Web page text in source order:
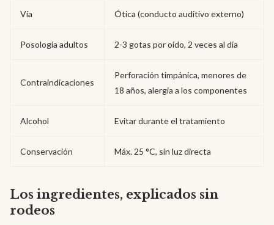
Vía Ótica (conducto auditivo externo)
Posología adultos 2-3 gotas por oído, 2 veces al día
Contraindicaciones
Perforación timpánica, menores de
18 años, alergia a los componentes
Alcohol Evitar durante el tratamiento
Conservación Máx. 25 °C, sin luz directa
Los ingredientes, explicados sin
rodeos